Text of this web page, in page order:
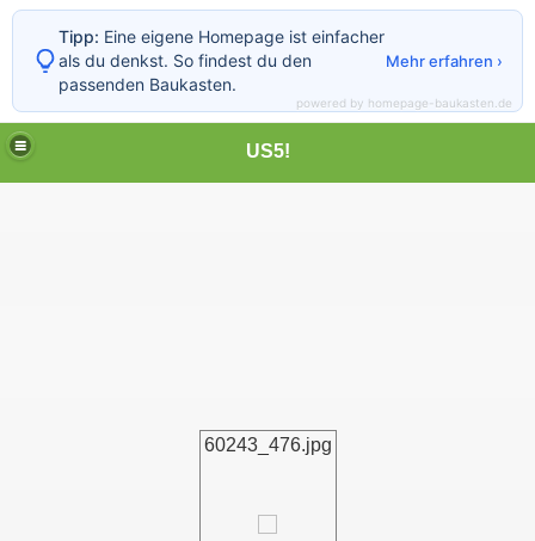
US5!
60243_476.jpg
Tipp: Eine eigene Homepage ist einfacher
als du denkst. So findest du den
passenden Baukasten.
Mehr erfahren ›
powered by homepage-baukasten.de